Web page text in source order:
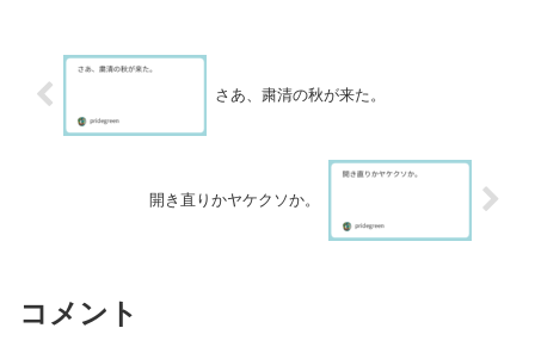
さあ、粛清の秋が来た。
開き直りかヤケクソか。
コメント